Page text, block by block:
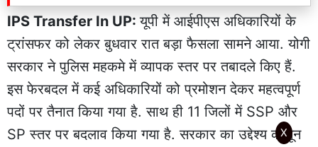
IPS Transfer In UP:यूपी में आईपीएस अधिकारियों के
ट्रांसफर को लेकर बुधवार रात बड़ा फैसला सामने आया. योगी
सरकार ने पुलिस महकमे में व्यापक स्तर पर तबादले किए हैं.
इस फेरबदल में कई अधिकारियों को प्रमोशन देकर महत्वपूर्ण
पदों पर तैनात किया गया है. साथ ही 11 जिलों में SSP और
SP स्तर पर बदलाव किया गया है. सरकार का उद्देश्य कानून
X